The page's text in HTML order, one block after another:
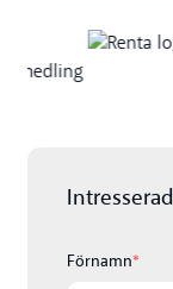
Förnamn*